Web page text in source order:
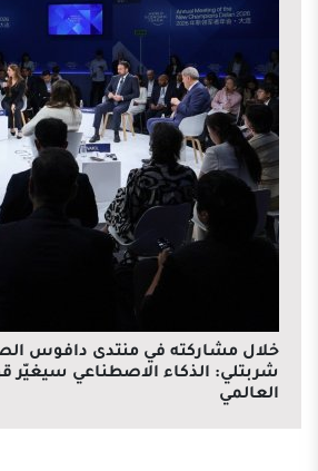
شربتلي: الذكاء الاصطناعي سيغيّر
العالمي